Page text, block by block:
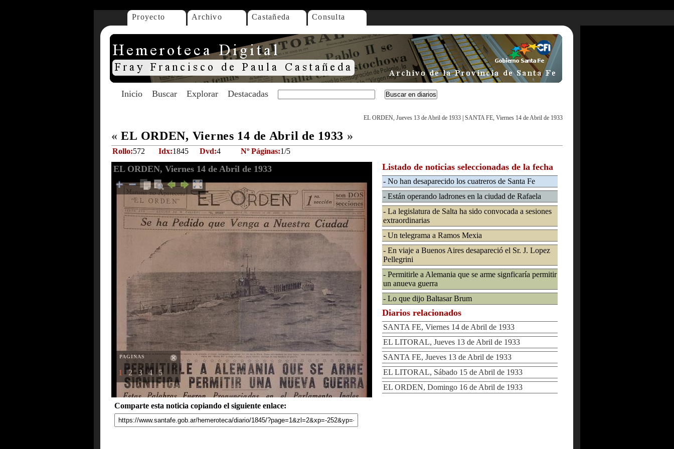
Proyecto Archivo Castañeda Consulta
Inicio Buscar Explorar Destacadas
EL ORDEN, Jueves 13 de Abril de 1933 SANTA FE, Viernes 14 de Abril de 1933
« EL ORDEN, Viernes 14 de Abril de 1933 »
Rollo:572 Idx:1845 Dvd:4 Nº Páginas:1/5
EL ORDEN, Viernes 14 de Abril de 1933
PAGINAS
1 2 3 4 5
Comparte esta noticia copiando el siguiente enlace:
Listado de noticias seleccionadas de la fecha
- No han desaparecido los cuatreros de Santa Fe
- Están operando ladrones en la ciudad de Rafaela
- La legislatura de Salta ha sido convocada a sesiones
extraordinarias
- Un telegrama a Ramos Mexia
- En viaje a Buenos Aires desapareció el Sr. J. Lopez
Pellegrini
- Permitirle a Alemania que se arme signficaría permitir
un anueva guerra
- Lo que dijo Baltasar Brum
Diarios relacionados
SANTA FE, Viernes 14 de Abril de 1933
EL LITORAL, Jueves 13 de Abril de 1933
SANTA FE, Jueves 13 de Abril de 1933
EL LITORAL, Sábado 15 de Abril de 1933
EL ORDEN, Domingo 16 de Abril de 1933